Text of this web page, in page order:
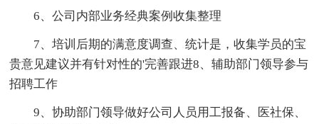
6、公司内部业务经典案例收集整理
7、培训后期的满意度调查、统计是，收集学员的宝
贵意见建议并有针对性的'完善跟进8、辅助部门领导参与
招聘工作
9、协助部门领导做好公司人员用工报备、医社保、